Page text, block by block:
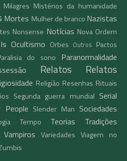
Milagres Mistérios da humanidade
Mortes Mulher de branco Nazistas
Nonsense Notícias Nova Ordem
Ocultismo Orbes Outros Pactos
do sono Paranormalidade
Relatos
Relatos
Religião Resenhas Rituais
Segunda guerra mundial Serial
People Slender Man Sociedades
Tempo Teorias
Tradições
Vampiros Variedades Viagem no